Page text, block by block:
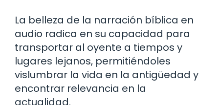
La belleza de la narración bíblica en
audio radica en su capacidad para
transportar al oyente a tiempos y
lugares lejanos, permitiéndoles
vislumbrar la vida en la antigüedad y
encontrar relevancia en la
actualidad.